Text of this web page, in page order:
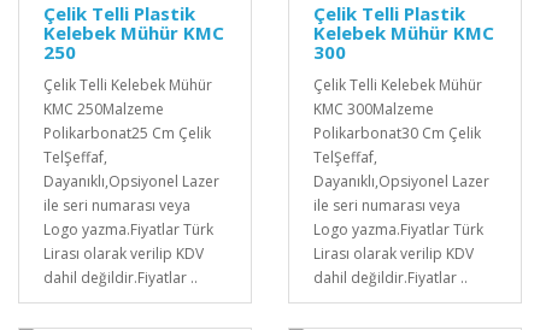
Çelik Telli Plastik
Kelebek Mühür KMC
250
Çelik Telli Kelebek Mühür
KMC 250Malzeme
Polikarbonat25 Cm Çelik
TelŞeffaf,
Dayanıklı,Opsiyonel Lazer
ile seri numarası veya
Logo yazma.Fiyatlar Türk
Lirası olarak verilip KDV
dahil değildir.Fiyatlar ..
Çelik Telli Plastik
Kelebek Mühür KMC
300
Çelik Telli Kelebek Mühür
KMC 300Malzeme
Polikarbonat30 Cm Çelik
TelŞeffaf,
Dayanıklı,Opsiyonel Lazer
ile seri numarası veya
Logo yazma.Fiyatlar Türk
Lirası olarak verilip KDV
dahil değildir.Fiyatlar ..